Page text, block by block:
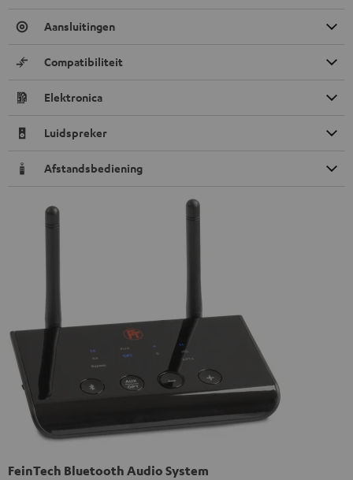
Aansluitingen
Compatibiliteit
Elektronica
Luidspreker
Afstandsbediening
FeinTech Bluetooth Audio System